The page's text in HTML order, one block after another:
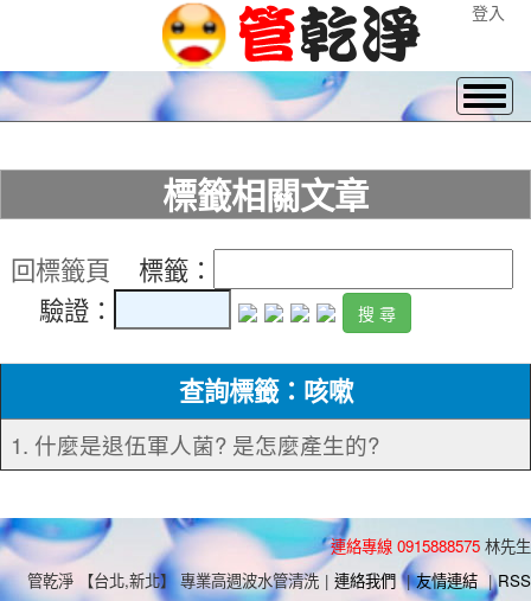
登入
標籤相關文章
回標籤頁 標籤：
驗證：
查詢標籤：咳嗽
1. 什麼是退伍軍人菌? 是怎麼產生的?
連絡專線 0915888575 林先生
管乾淨 【台北,新北】 專業高週波水管清洗 | 連絡我們 | 友情連結 | RSS